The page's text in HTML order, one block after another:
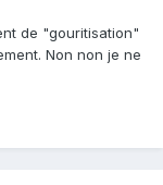
de "gouritisation"
Non non je ne